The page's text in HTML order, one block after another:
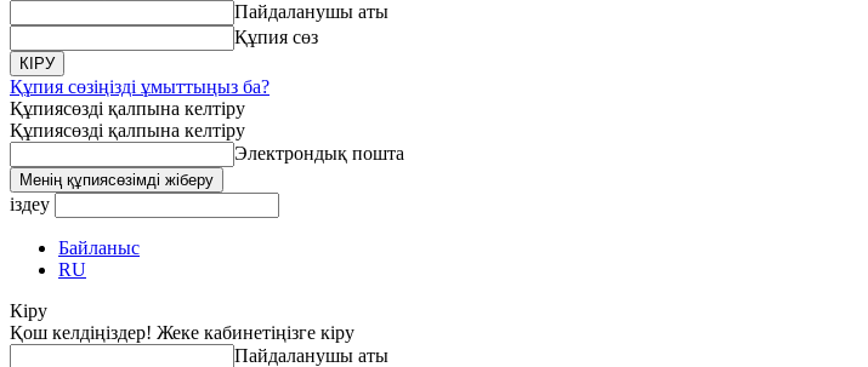
Пайдаланушы аты
Құпия сөз
Құпия сөзіңізді ұмыттыңыз ба?
Құпиясөзді қалпына келтіру
Құпиясөзді қалпына келтіру
Электрондық пошта
іздеу
Байланыс
RU
Кіру
Қош келдіңіздер! Жеке кабинетіңізге кіру
Пайдаланушы аты